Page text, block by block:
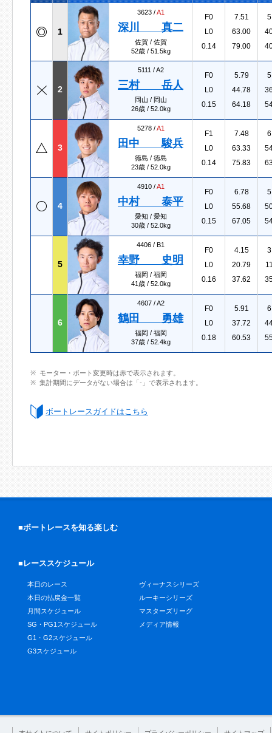
1
3623 /A1
深川 真二
佐賀 / 佐賀
52歳 / 51.5kg
F0
L0
0.14
7.51
63.00
79.00
2
5111 /A2
三村 岳人
岡山 / 岡山
26歳 / 52.0kg
F0
L0
0.15
5.79
44.78
64.18
3
5278 /A1
田中 駿兵
徳島 / 徳島
23歳 / 52.0kg
F1
L0
0.14
7.48
63.33
75.83
4
4910 /A1
中村 泰平
愛知 / 愛知
30歳 / 52.0kg
F0
L0
0.15
6.78
55.68
67.05
5
4406 / B1
幸野 史明
福岡 / 福岡
41歳 / 52.0kg
F0
L0
0.16
4.15
20.79
37.62
6
4607 /A2
鶴田 勇雄
福岡 / 福岡
37歳 / 52.4kg
F0
L0
0.18
5.91
37.72
60.53
モーター・ボート変更時は赤で表示されます。
集計期間にデータがない場合は「-」で表示されます。
ボートレースガイドはこちら
■ボートレースを知る楽しむ
■レーススケジュール
本日のレース
本日の払戻金一覧
月間スケジュール
SG・PG1スケジュール
G1・G2スケジュール
G3スケジュール
ヴィーナスシリーズ
ルーキーシリーズ
マスターズリーグ
メディア情報